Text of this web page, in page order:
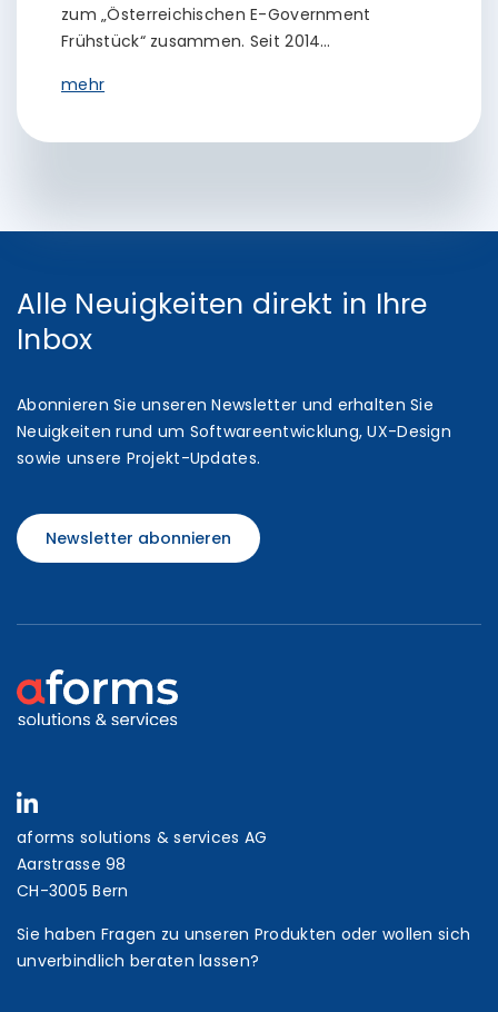
zum „Österreichischen E-Government
Frühstück“ zusammen. Seit 2014…
mehr
Alle Neuigkeiten direkt in Ihre
Inbox
Abonnieren Sie unseren Newsletter und erhalten Sie
Neuigkeiten rund um Softwareentwicklung, UX-Design
sowie unsere Projekt-Updates.
Newsletter abonnieren
aforms solutions & services AG
Aarstrasse 98
CH-3005 Bern
Sie haben Fragen zu unseren Produkten oder wollen sich
unverbindlich beraten lassen?